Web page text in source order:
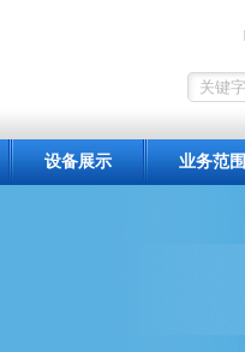
设备展示 业务范围